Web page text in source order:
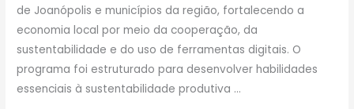
de Joanópolis e municípios da região, fortalecendo a
economia local por meio da cooperação, da
sustentabilidade e do uso de ferramentas digitais. O
programa foi estruturado para desenvolver habilidades
essenciais à sustentabilidade produtiva …